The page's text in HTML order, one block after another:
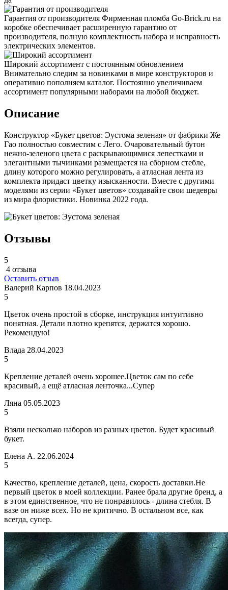
Гарантия от производителя Фирменная пломба Go-Brick.ru на
коробке обеспечивает расширенную гарантию от
производителя, полную комплектность набора и исправность
электрических элементов.
Широкий ассортимент с постоянным обновлением
Внимательно следим за новинками в мире конструкторов и
оперативно пополняем каталог. Постоянно увеличиваем
ассортимент популярными наборами на любой бюджет.
Описание
Конструктор «Букет цветов: Эустома зеленая» от фабрики Же
Гао полностью совместим с Лего. Очаровательный бутон
нежно-зеленого цвета с раскрывающимися лепестками и
элегантными тычинками размещается на сборном стебле,
длину которого можно регулировать, а атласная лента из
комплекта придаст цветку изысканности. Вместе с другими
моделями из серии «Букет цветов» создавайте свои шедевры
из мира флористики. Новинка 2022 года.
Отзывы
5
4 отзыва
Оставить отзыв
Валерий Карпов 18.04.2023
5
Цветок очень простой в сборке, инструкция интуитивно
понятная. Детали плотно крепятся, держатся хорошо.
Рекомендую!
Влада 28.04.2023
5
Крепление деталей очень хорошее.Цветок сам по себе
красивый, а ещё атласная ленточка...Супер
Ляна 05.05.2023
5
Взяли несколько наборов из разных цветов. Будет красивый
букет.
Елена А. 22.06.2024
5
Качество, крепление деталей, цена, скорость доставки.Не
первый цветок в моей коллекции. Ранее брала другие бренд, а
в этом единственное, что не понравилось - длина стебля. В
вазе он ниже всех. Но не критично. В остальном все, как
всегда, супер.